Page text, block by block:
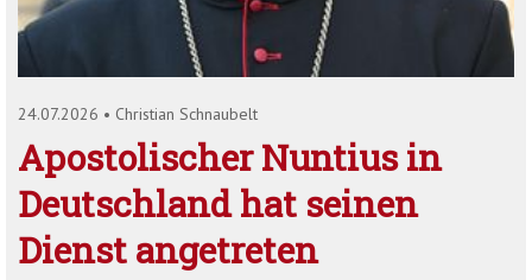
24.07.2026 • Christian Schnaubelt
Apostolischer Nuntius in
Deutschland hat seinen
Dienst angetreten